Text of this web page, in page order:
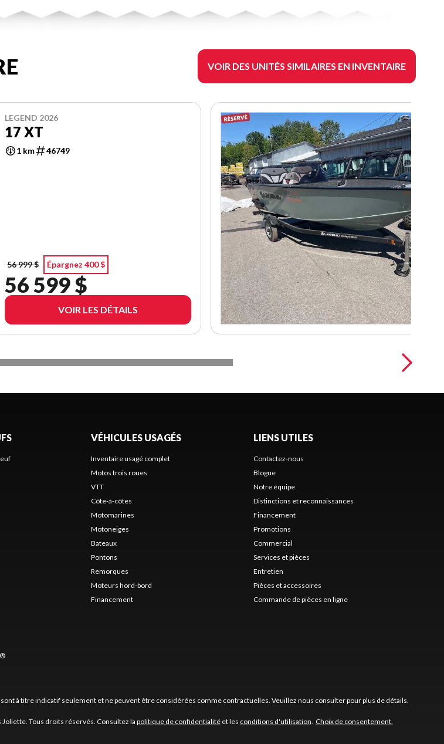
VOIR DES UNITÉS SIMILAIRES EN INVENTAIRE
LEGEND 2026
17 XT
1 km 46749
56 999 $ Épargnez 400 $
56 599 $
VOIR LES DÉTAILS
VÉHICULES USAGÉS
Inventaire usagé complet
Motos trois roues
VTT
Côte-à-côtes
Motomarines
Motoneiges
Bateaux
Pontons
Remorques
Moteurs hord-bord
Financement
LIENS UTILES
Contactez-nous
Blogue
Notre équipe
Distinctions et reconnaissances
Financement
Promotions
Commercial
Services et pièces
Entretien
Pièces et accessoires
Commande de pièces en ligne
à titre indicatif seulement et ne peuvent être considérées comme contractuelles. Veuillez nous consulter pour plus de détails.
Tous droits réservés. Consultez la politique de confidentialitéet les conditions d'utilisation Choix de consentement.